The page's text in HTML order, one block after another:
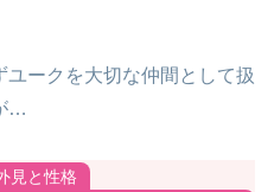
ークを大切な仲間として扱
…
見と性格